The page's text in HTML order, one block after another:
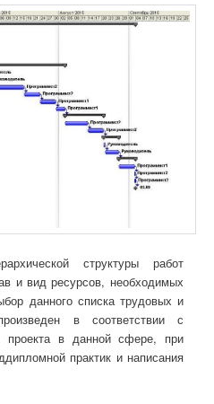
структуры работ
и вид ресурсов, необходимых
данного списка трудовых и
в соответствии с
проекта в данной сфере, при
практик и написания